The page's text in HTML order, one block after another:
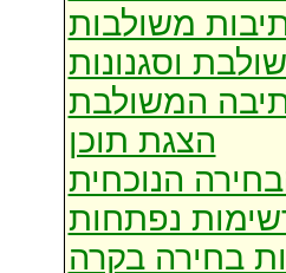
משולבות
וסגנונות
המשולבת
הצגת תוכן
הנוכחית
נפתחות
בחירה בקרה